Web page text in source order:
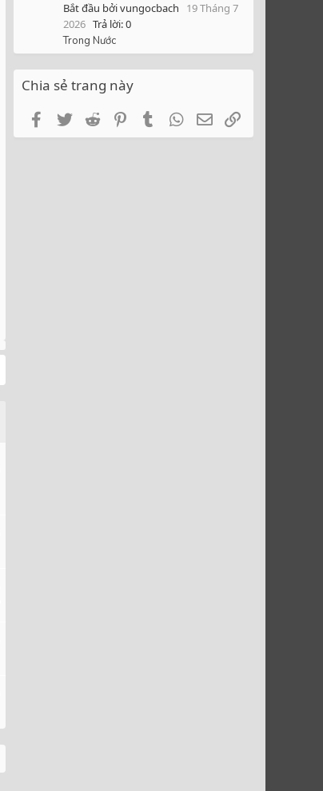
Bắt đầu bởi vungocbach
19 Tháng 7
2026 Trả lời: 0
Trong Nước
Chia sẻ trang này
FacebookTwitterRedditPinterestTumblrWhatsApp
Email